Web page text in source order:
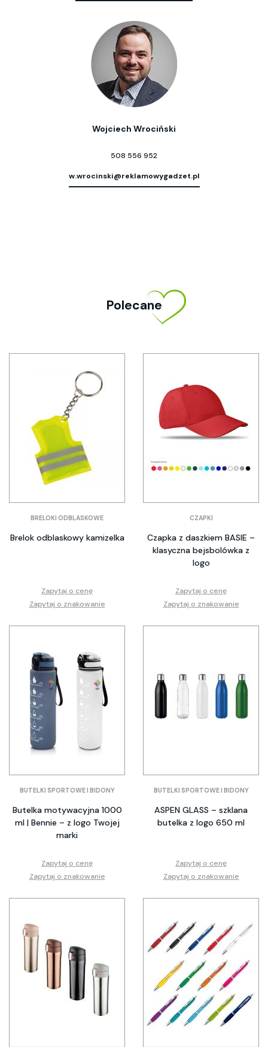
Wojciech Wrociński
508 556 952
w.wrocinski@reklamowygadzet.pl
Polecane
BRELOKI ODBLASKOWE
Brelok odblaskowy kamizelka
Zapytaj o cenę
Zapytaj o znakowanie
CZAPKI
Czapka z daszkiem BASIE –
klasyczna bejsbolówka z
logo
Zapytaj o cenę
Zapytaj o znakowanie
BUTELKI SPORTOWE I BIDONY
Butelka motywacyjna 1000
ml | Bennie – z logo Twojej
marki
Zapytaj o cenę
Zapytaj o znakowanie
BUTELKI SPORTOWE I BIDONY
ASPEN GLASS – szklana
butelka z logo 650 ml
Zapytaj o cenę
Zapytaj o znakowanie